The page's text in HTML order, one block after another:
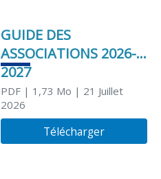
GUIDE DES
ASSOCIATIONS 2026-
2027
PDF| 1,73 Mo | 21 Juillet
2026
Télécharger